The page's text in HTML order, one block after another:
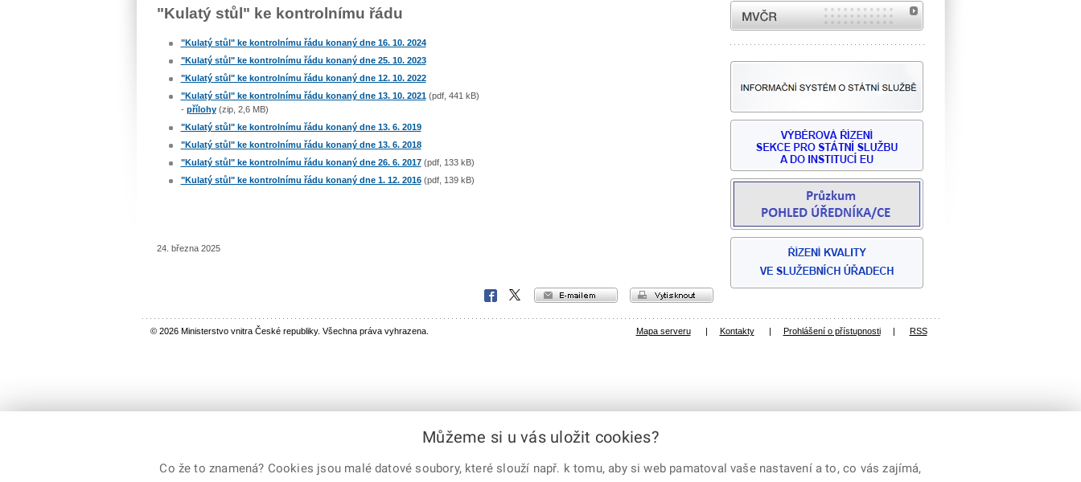
"Kulatý stůl" ke kontrolnímu řádu
"Kulatý stůl" ke kontrolnímu řádu konaný dne 16. 10. 2024
"Kulatý stůl" ke kontrolnímu řádu konaný dne 25. 10. 2023
"Kulatý stůl" ke kontrolnímu řádu konaný dne 12. 10. 2022
"Kulatý stůl" ke kontrolnímu řádu konaný dne 13. 10. 2021(pdf, 441 kB)
- přílohy(zip, 2,6 MB)
"Kulatý stůl" ke kontrolnímu řádu konaný dne 13. 6. 2019
"Kulatý stůl" ke kontrolnímu řádu konaný dne 13. 6. 2018
"Kulatý stůl" ke kontrolnímu řádu konaný dne 26. 6. 2017(pdf, 133 kB)
"Kulatý stůl" ke kontrolnímu řádu konaný dne 1. 12. 2016(pdf, 139 kB)
24. března 2025
vytisknout
e-mailem
X
Facebook
MVČR
© 2026 Ministerstvo vnitra České republiky. Všechna práva vyhrazena. Mapa serveru | Kontakty | Prohlášení o přístupnosti | RSS
Můžeme si u vás uložit cookies?
Co že to znamená? Cookies jsou malé datové soubory, které slouží např. k tomu, aby si web pamatoval vaše nastavení a to, co vás zajímá,